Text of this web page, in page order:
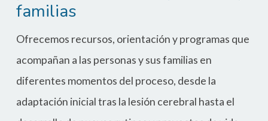
familias
Ofrecemos recursos, orientación y programas que
acompañan a las personas y sus familias en
diferentes momentos del proceso, desde la
adaptación inicial tras la lesión cerebral hasta el